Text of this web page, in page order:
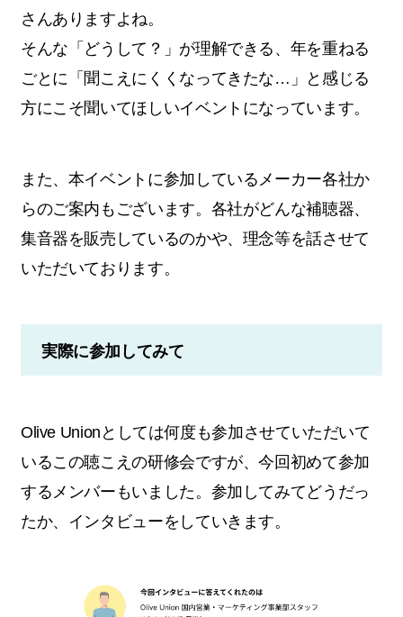
さんありますよね。
そんな「どうして？」が理解できる、年を重ねる
ごとに「聞こえにくくなってきたな…」と感じる
方にこそ聞いてほしいイベントになっています。
また、本イベントに参加しているメーカー各社か
らのご案内もございます。各社がどんな補聴器、
集音器を販売しているのかや、理念等を話させて
いただいております。
実際に参加してみて
Olive Unionとしては何度も参加させていただいて
いるこの聴こえの研修会ですが、今回初めて参加
するメンバーもいました。参加してみてどうだっ
たか、インタビューをしていきます。